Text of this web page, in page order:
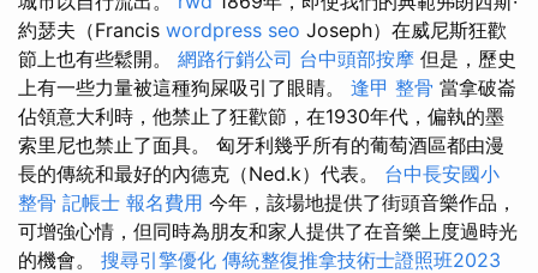
約瑟夫（Francis wordpress seo Joseph）在威尼斯狂歡
節上也有些鬆開。 網路行銷公司 台中頭部按摩 但是，歷史
上有一些力量被這種狗屎吸引了眼睛。 逢甲 整骨 當拿破崙
佔領意大利時，他禁止了狂歡節，在1930年代，偏執的墨
索里尼也禁止了面具。 匈牙利幾乎所有的葡萄酒區都由漫
長的傳統和最好的內德克（Ned.k）代表。 台中長安國小
整骨 記帳士 報名費用 今年，該場地提供了街頭音樂作品，
可增強心情，但同時為朋友和家人提供了在音樂上度過時光
的機會。 搜尋引擎優化 傳統整復推拿技術士證照班2023